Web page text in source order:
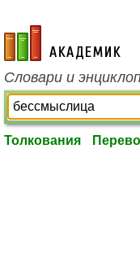
academic.ru
Словари и
Толкования